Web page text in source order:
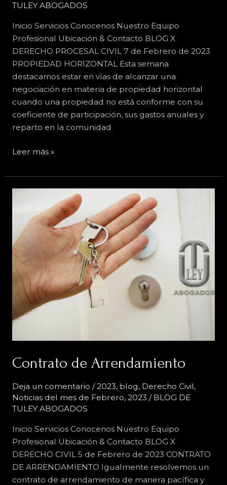
TULEY ABOGADOS
Inicio Servicios Conocenos Nuestro Equipo
Profesional Ubicación & Contacto BLOG X
DERECHO PROCESAL CIVIL 7 de Febrero de 2023
PROPIEDAD HORIZONTAL Esta semana
destacamos estar en vías de alcanzar una
negociación en materia de propiedad horizontal
cuando una propiedad no está conforme con su
coeficiente de participación, sus gastos anuales y
reparto en la comunidad
Leer más »
Contrato de Arrendamiento
Deja un comentario /2023, blog, Derecho Civil,
Noticias del mes de Febrero, 2023 / BLOG DE
TULEY ABOGADOS
Inicio Servicios Conocenos Nuestro Equipo
Profesional Ubicación & Contacto BLOG X
DERECHO CIVIL 5 de Febrero de 2023 CONTRATO
DE ARRENDAMIENTO Igualmente resolvemos un
contrato de arrendamiento de manera pacífica y
Arrendamiento